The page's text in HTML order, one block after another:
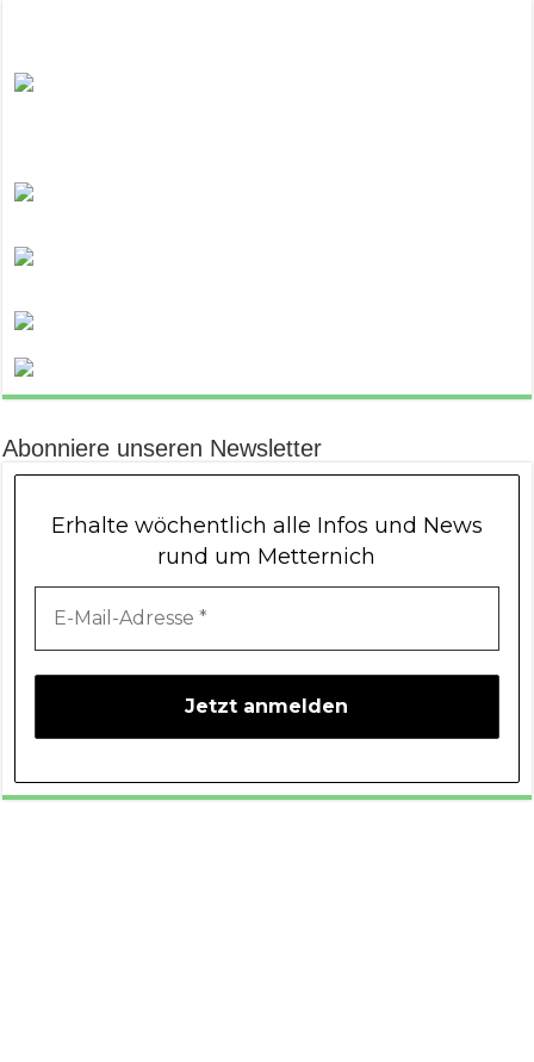
Abonniere unseren Newsletter
Erhalte wöchentlich alle Infos und News
rund um Metternich